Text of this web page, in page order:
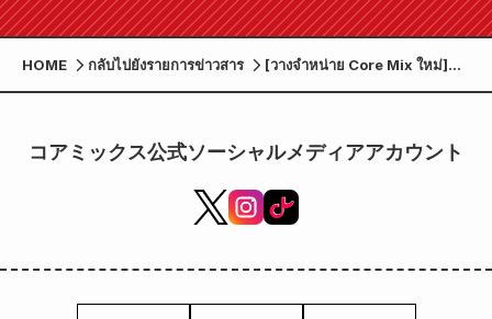
HOME กลับไปยังรายการข่าวสาร
[วางจำหน่าย Core Mix ใหม่]
Zenon Comics วางจำหน่ายวัน
コアミックス公式ソーシャルメディアアカウント